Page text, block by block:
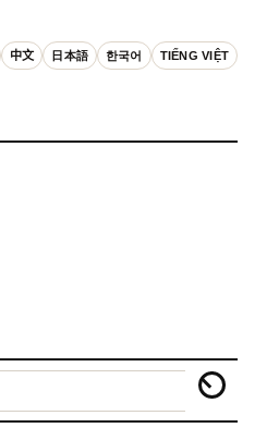
中文 日本語 한국어 TIẾNG VIỆT